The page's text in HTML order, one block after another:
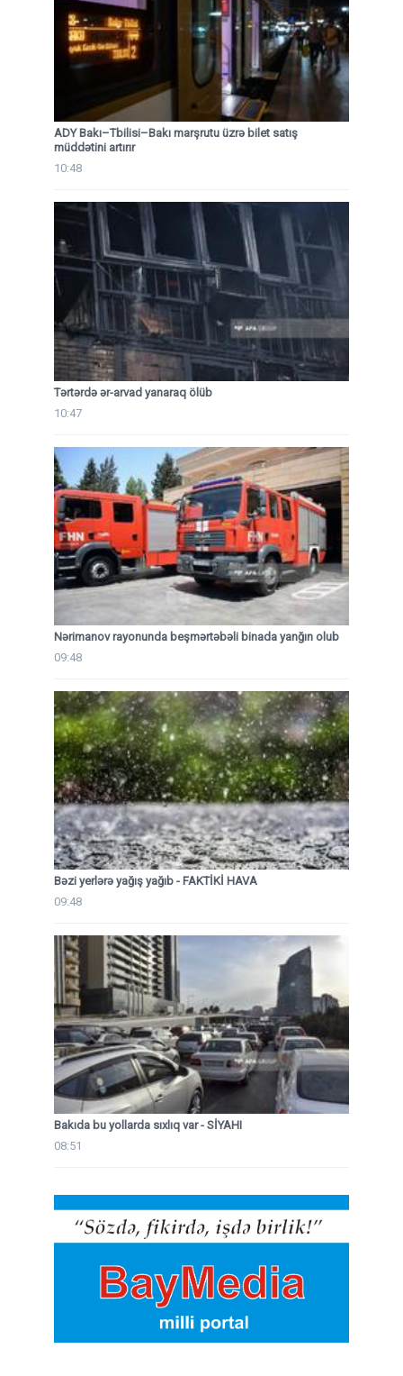
ADY Bakı–Tbilisi–Bakı marşrutu üzrə bilet satış
müddətini artırır
10:48
Tərtərdə ər-arvad yanaraq ölüb
10:47
Nərimanov rayonunda beşmərtəbəli binada yanğın olub
09:48
Bəzi yerlərə yağış yağıb - FAKTİKİ HAVA
09:48
Bakıda bu yollarda sıxlıq var - SİYAHI
08:51